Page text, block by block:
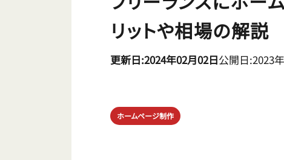
リットや相場の解説
更新日:2024年02月02日公開日:2023
ホームページ制作